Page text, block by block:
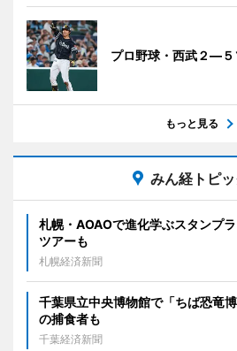
プロ野球・西武２―５
もっと見る
みん経トピ
札幌・AOAOで進化学ぶスタンプ
ツアーも
札幌経済新聞
千葉県立中央博物館で「ちば恐竜
の捕食者も
千葉経済新聞